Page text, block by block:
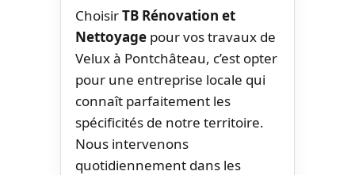
ChoisirTB Rénovation et
Nettoyage pour vos travaux de
Velux à Pontchâteau, c’est opter
pour une entreprise locale qui
connaît parfaitement les
spécificités de notre territoire.
Nous intervenons
quotidiennement dans les